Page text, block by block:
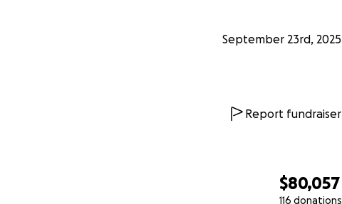
$80,057
116 donations
September 23rd, 2025
Report fundraiser